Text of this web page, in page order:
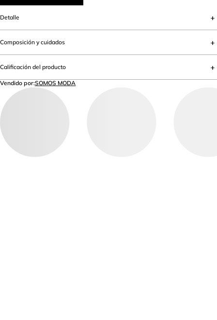
Detalle
Composición y cuidados
Calificación del producto
Vendido por:SOMOS MODA